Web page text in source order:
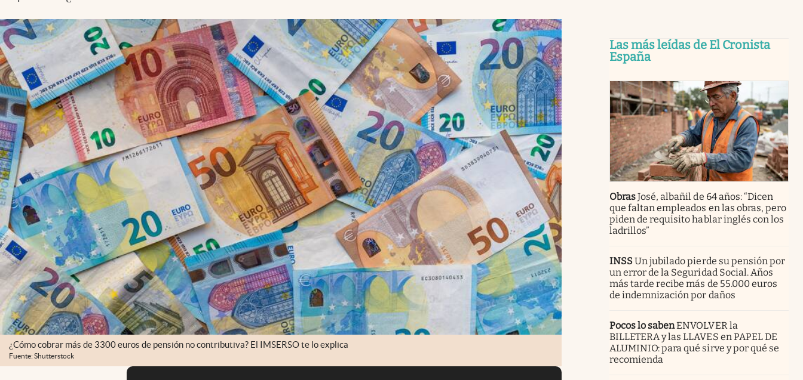
¿Cómo cobrar más de 3300 euros de pensión no contributiva? El IMSERSO te lo explica
Fuente: Shutterstock
Las más leídas de El Cronista
España
ObrasJosé, albañil de 64 años: “Dicen
que faltan empleados en las obras, pero
piden de requisito hablar inglés con los
ladrillos”
INSSUn jubilado pierde su pensión por
un error de la Seguridad Social. Años
más tarde recibe más de 55.000 euros
de indemnización por daños
Pocos lo sabenENVOLVER la
BILLETERA y las LLAVES en PAPEL DE
ALUMINIO: para qué sirve y por qué se
recomienda